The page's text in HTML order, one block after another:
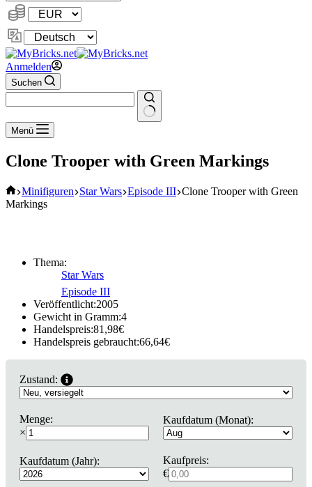
Währung:
Sprache
ändern
Anmelden
Suchen
Keine
Ergebnisse
Menü
Clone Trooper with Green Markings
Start
Minifiguren Star Wars Episode III Clone Trooper with Green
Markings
Thema:
Star Wars
Episode III
Veröffentlicht:2005
Gewicht in Gramm:4
Handelspreis:81,98€
Handelspreis gebraucht:66,64€
Zustand:
Menge:
×
Kaufdatum (Monat):
Kaufdatum (Jahr):
Kaufpreis:
€